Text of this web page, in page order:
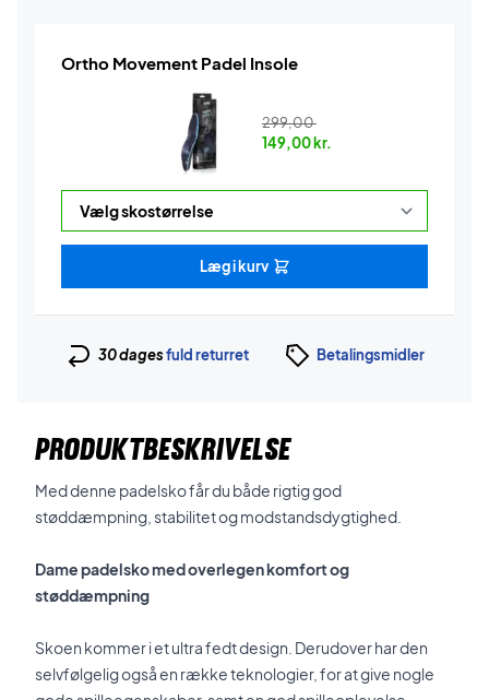
Ortho Movement Padel Insole
299,00
149,00 kr.
Læg i kurv
30 dagesfuld returret Betalingsmidler
PRODUKTBESKRIVELSE
Med denne padelsko får du både rigtig god
støddæmpning, stabilitet og modstandsdygtighed.
Dame padelsko med overlegen komfort og
støddæmpning
Skoen kommer i et ultra fedt design. Derudover har den
selvfølgelig også en række teknologier, for at give nogle